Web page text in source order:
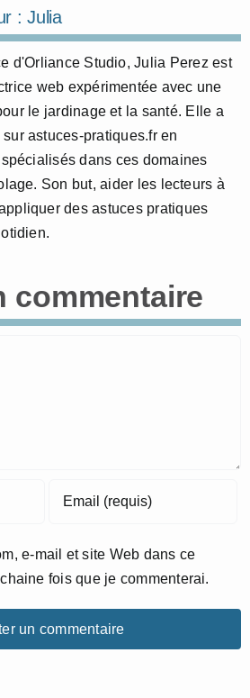
:Julia
d'Orliance Studio, Julia Perez est
web expérimentée avec une
le jardinage et la santé. Elle a
astuces-pratiques.fr en
dans ces domaines
Son but, aider les lecteurs à
des astuces pratiques
commentaire
e-mail et site Web dans ce
fois que je commenterai.